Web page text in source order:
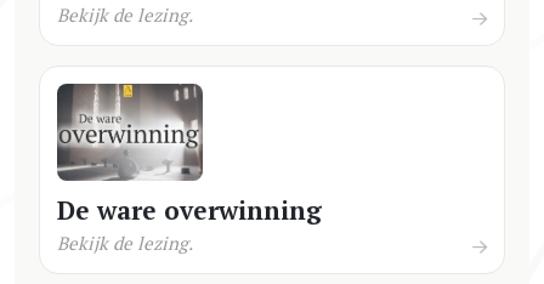
Bekijk de lezing.
De ware overwinning
Bekijk de lezing.